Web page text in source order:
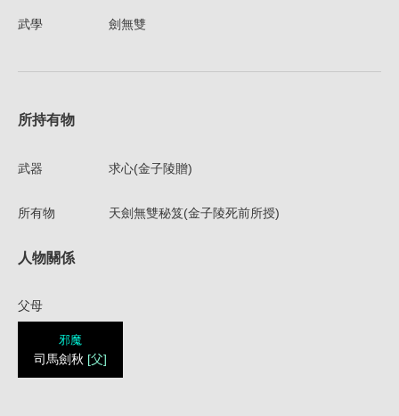
武學 劍無雙
所持有物
武器 求心(金子陵贈)
所有物 天劍無雙秘笈(金子陵死前所授)
人物關係
父母
邪魔
司馬劍秋 [父]